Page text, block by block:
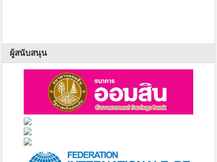
ผู้สนับสนุน